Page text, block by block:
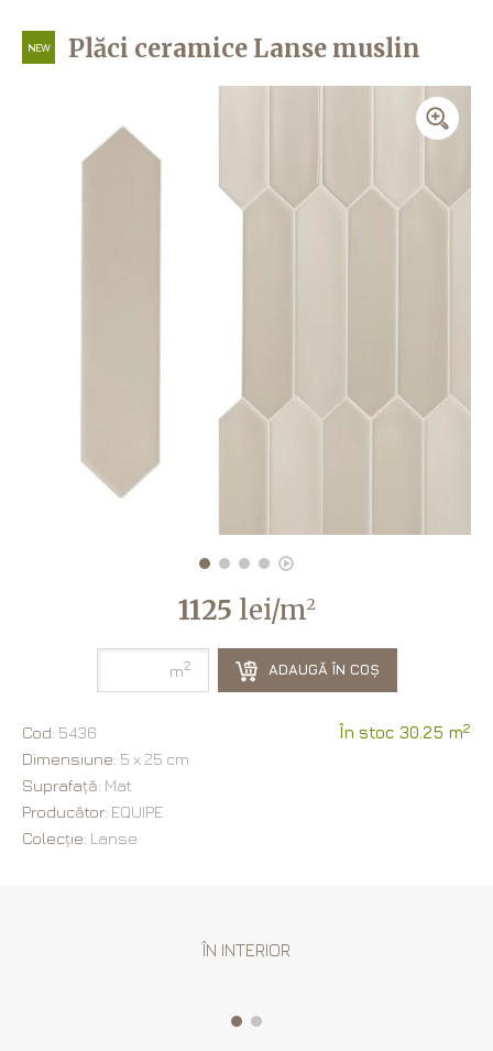
NEW Plăci ceramice Lanse muslin
1125 lei/m2
m2 ADAUGĂ ÎN COȘ
Cod: 5436 În stoc 30.25 m2
Dimensiune: 5 х 25 cm
Suprafață: Mat
Producător: EQUIPE
Colecție: Lanse
ÎN INTERIOR